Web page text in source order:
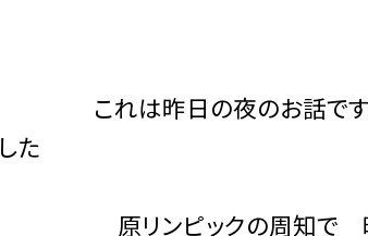
これは昨日の夜のお話ですが
した
原リンピックの周知で 昨